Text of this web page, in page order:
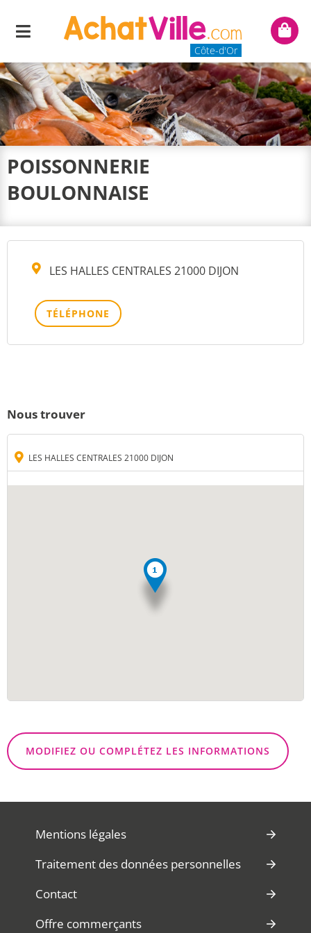
Menu
Côte-d'Or
Mon
POISSONNERIE
BOULONNAISE
LES HALLES CENTRALES 21000 DIJON
TÉLÉPHONE
Nous trouver
LES HALLES CENTRALES 21000 DIJON
MODIFIEZ OU COMPLÉTEZ LES INFORMATIONS
Mentions légales
Traitement des données personnelles
Contact
Offre commerçants